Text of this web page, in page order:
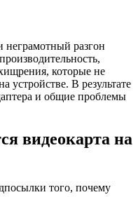
разгон
которые не
устройстве. В результате
и общие проблемы
видеокарта на
того, почему